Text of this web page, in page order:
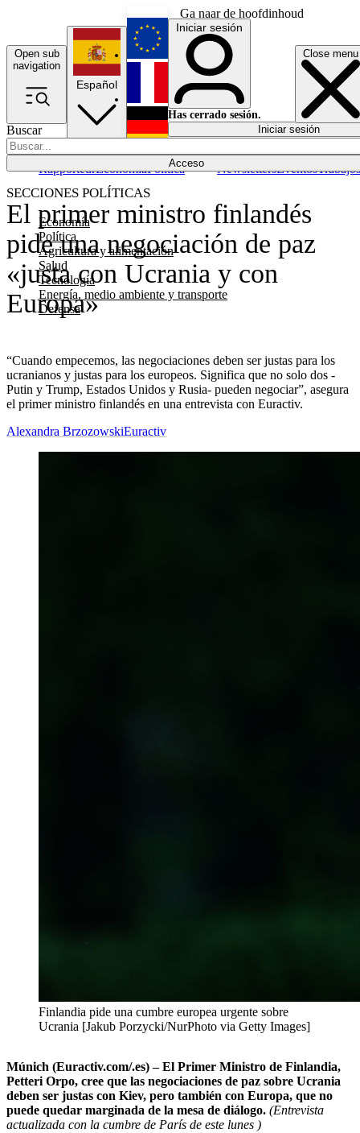
Ga naar de hoofdinhoud
Open sub
navigation
Close menu
Buscar
Acceso
SECCIONES POLÍTICAS
Economía
Política
Agricultura y alimentación
Salud
Tecnología
Energía, medio ambiente y transporte
Defensa
RapporteurEconomíaPolítica NewslettersEventosTrabajos
Español
English
Français
Iniciar sesión
Has cerrado sesión.
Iniciar sesión
El primer ministro finlandés
pide una negociación de paz
«justa con Ucrania y con
Europa»
“Cuando empecemos, las negociaciones deben ser justas para los
ucranianos y justas para los europeos. Significa que no solo dos -
Putin y Trump, Estados Unidos y Rusia- pueden negociar”, asegura
el primer ministro finlandés en una entrevista con Euractiv.
Alexandra BrzozowskiEuractiv
Finlandia pide una cumbre europea urgente sobre
Ucrania [Jakub Porzycki/NurPhoto via Getty Images]
Múnich (Euractiv.com/.es) – El Primer Ministro de Finlandia,
Petteri Orpo, cree que las negociaciones de paz sobre Ucrania
deben ser justas con Kiev, pero también con Europa, que no
puede quedar marginada de la mesa de diálogo. (Entrevista
actualizada con la cumbre de París de este lunes )